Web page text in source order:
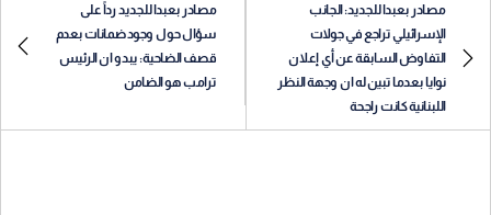
مصادر بعبدا للجديد: الجانب
الإسرائيلي تراجع في جولات
التفاوض السابقة عن أي إعلان
نوايا بعدما تبين له ان وجهة النظر
اللبنانية كانت راجحة
مصادر بعبدا للجديد رداً على
سؤال حول وجود ضمانات بعدم
قصف الضاحية: يبدو ان الرئيس
ترامب هو الضامن